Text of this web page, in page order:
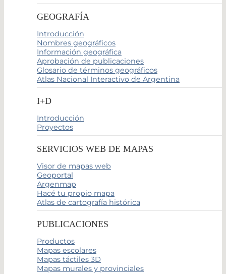
GEOGRAFÍA
Introducción
Nombres geográficos
Información geográfica
Aprobación de publicaciones
Glosario de términos geográficos
Atlas Nacional Interactivo de Argentina
I+D
Introducción
Proyectos
SERVICIOS WEB DE MAPAS
Visor de mapas web
Geoportal
Argenmap
Hacé tu propio mapa
Atlas de cartografía histórica
PUBLICACIONES
Productos
Mapas escolares
Mapas táctiles 3D
Mapas murales y provinciales